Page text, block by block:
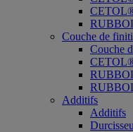
Couche de
Couche
Additifs
Additifs